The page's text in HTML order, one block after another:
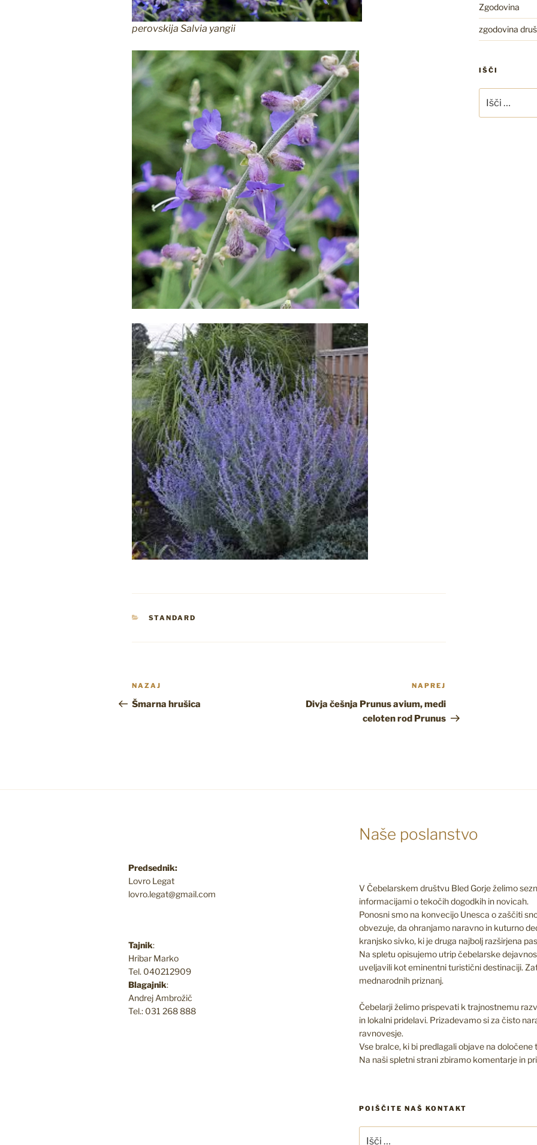
perovskija Salvia yangii
KATEGORIJE
STANDARD
Navigacija
prispevka
Prejšnji
prispevek
NAZAJ
Šmarna hrušica
prispevek
NAPREJ
Divja češnja Prunus avium, medi
celoten rod Prunus
Zgodovina
zgodovina
IŠČI
Predsednik:
Lovro Legat
lovro.legat@gmail.com
Tajnik:
Hribar Marko
Tel. 040212909
Blagajnik:
Andrej Ambrožič
Tel.: 031 268 888
Naše poslanstvo
V Čebelarskem društvu Bled Gorje želimo
informacijami o tekočih dogodkih in novicah.
Ponosni smo na konvecijo Unesca o zaščiti
obvezuje, da ohranjamo naravno in kuturno
kranjsko sivko, ki je druga najbolj razširjena
Na spletu opisujemo utrip čebelarske
uveljavili kot eminentni turistični destinaciji.
mednarodnih priznanj.
Čebelarji želimo prispevati k trajnostnemu
in lokalni pridelavi. Prizadevamo si za čisto
ravnovesje.
Vse bralce, ki bi predlagali objave na
Na naši spletni strani zbiramo komentarje in
POIŠČITE NAŠ KONTAKT